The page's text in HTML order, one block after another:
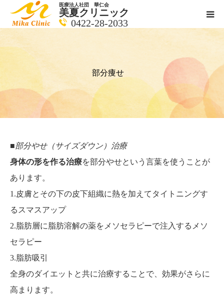
医療法人社団 華仁会
美夏クリニック
0422-28-2033
部分痩せ
■部分やせ（サイズダウン）治療
身体の形を作る治療を部分やせという言葉を使うことが
あります。
1.皮膚とその下の皮下組織に熱を加えてタイトニングす
るスマスアップ
2.脂肪層に脂肪溶解の薬をメソセラピーで注入するメソ
セラピー
3.脂肪吸引
全身のダイエットと共に治療することで、効果がさらに
高まります。
クリニックの紹介
メールで相談
料金一覧 new